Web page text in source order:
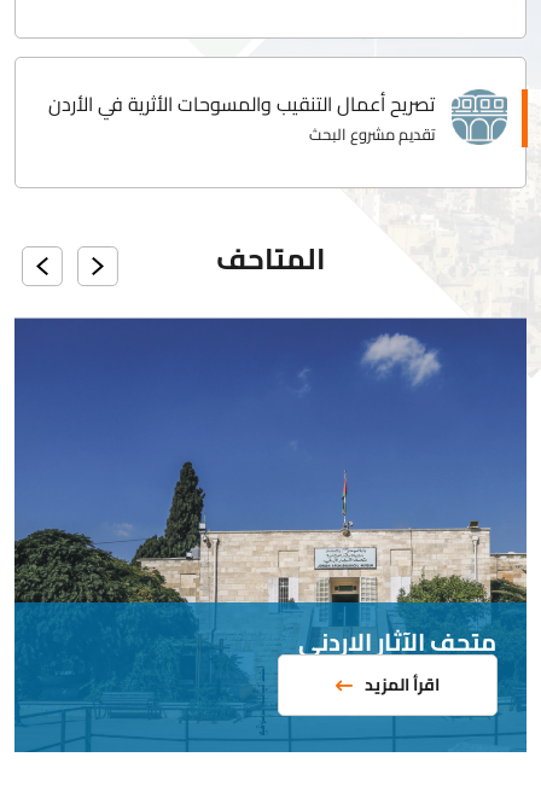
تصريح أعمال التنقيب والمسوحات الأثرية في الأردن
تقديم مشروع البحث
المتاحف
متحف الآثار الاردني
اقرأ المزيد